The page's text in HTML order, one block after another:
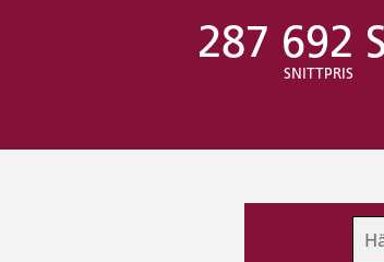
287 692
SNITTPRIS